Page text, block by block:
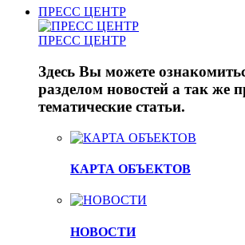
ПРЕСС ЦЕНТР
ПРЕСС ЦЕНТР
Здесь Вы можете
разделом новостей а так же
тематические статьи.
КАРТА ОБЪЕКТОВ
НОВОСТИ